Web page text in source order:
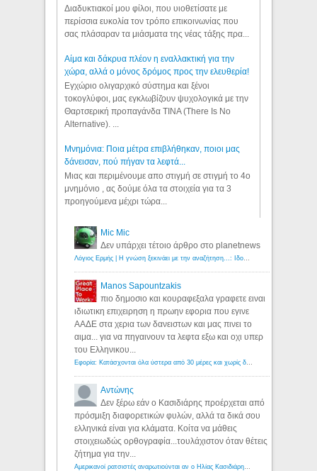
Διαδυκτιακοί μου φίλοι, που υιοθετίσατε με
περίσσια ευκολία τον τρόπο επικοινωνίας που
σας πλάσαραν τα μιάσματα της νέας τάξης πρα...
Αίμα και δάκρυα πλέον η εναλλακτική για την
χώρα, αλλά ο μόνος δρόμος προς την ελευθερία!
Εγχώριο ολιγαρχικό σύστημα και ξένοι
τοκογλύφοι, μας εγκλωβίζουν ψυχολογικά με την
Θαρτσερική προπαγάνδα TINA (There Is No
Alternative). ...
Μνημόνια: Ποια μέτρα επιβλήθηκαν, ποιοι μας
δάνεισαν, πού πήγαν τα λεφτά...
Μιας και περιμένουμε απο στιγμή σε στιγμή το 4ο
μνημόνιο , ας δούμε όλα τα στοιχεία για τα 3
προηγούμενα μέχρι τώρα...
Mic Mic
Δεν υπάρχει τέτοιο άρθρο στο planetnews
Manos Sapountzakis
πιο δημοσιο και κουραφεξαλα γραφετε ειναι
ιδιωτικη επιχειρηση η πρωην εφορια που εγινε
ΑΑΔΕ στα χερια των δανειστων και μας πινει το
αιμα... για να πηγαινουν τα λεφτα εξω και οχι υπερ
του Ελληνικου...
Αντώνης
Δεν ξέρω εάν ο Κασιδιάρης προέρχεται από
πρόσμιξη διαφορετικών φυλών, αλλά τα δικά σου
ελληνικά είναι για κλάματα. Κοίτα να μάθεις
στοιχειωδώς ορθογραφία...τουλάχιστον όταν θέτεις
ζήτημα για την...